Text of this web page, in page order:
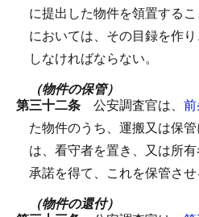
に提出した物件を領置するこ
においては、その目録を作
しなければならない。
（物件の保管）
第三十二条 公安調査官は、
た物件のうち、運搬又は保
は、看守者を置き、又は所
承諾を得て、これを保管させ
（物件の還付）